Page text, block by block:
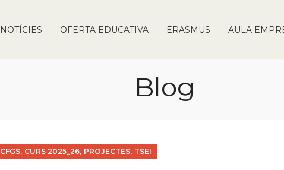
NOTÍCIES OFERTA EDUCATIVA ERASMUS AULA
Blog
CFGS, CURS 2025_26, PROJECTES, TSEI